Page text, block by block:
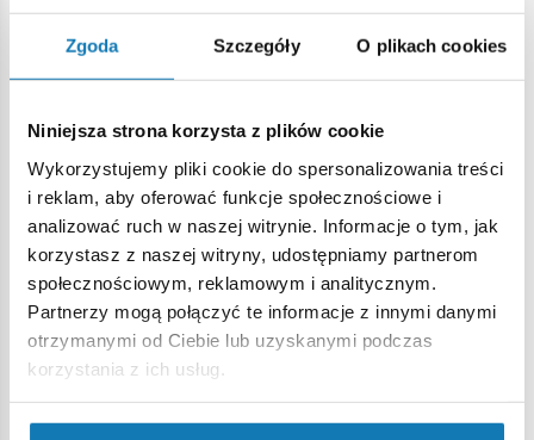
Zgoda Szczegóły O plikach cookies
Niniejsza strona korzysta z plików cookie
Wykorzystujemy pliki cookie do spersonalizowania treści
i reklam, aby oferować funkcje społecznościowe i
analizować ruch w naszej witrynie. Informacje o tym, jak
korzystasz z naszej witryny, udostępniamy partnerom
społecznościowym, reklamowym i analitycznym.
Partnerzy mogą połączyć te informacje z innymi danymi
otrzymanymi od Ciebie lub uzyskanymi podczas
korzystania z ich usług.
Nr kat.:
COBI101986
Grupa wiekowa:
7+
Lokalizacja produktu:
Strona główna Klocki na sztuki Akcesoria ogólne
Ostrzeżenie
Nieodpowiednie dla dzieci w wieku poniżej 3 lat. Zawiera
małe części, które mogą zostać połknięte lub wchłonięte
(ryzyko zadławienia). Zalecamy zachowanie opakowania w